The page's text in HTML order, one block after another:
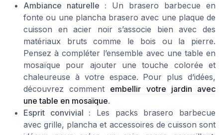
Ambiance naturelle : Un brasero barbecue en
fonte ou une plancha brasero avec une plaque de
cuisson en acier noir s’associe bien avec des
matériaux bruts comme le bois ou la pierre.
Pensez à compléter l’ensemble avec une table en
mosaïque pour ajouter une touche colorée et
chaleureuse à votre espace. Pour plus d’idées,
découvrez comment embellir votre jardin avec
une table en mosaïque.
Esprit convivial : Les packs brasero barbecue
avec grille, plancha et accessoires de cuisson sont